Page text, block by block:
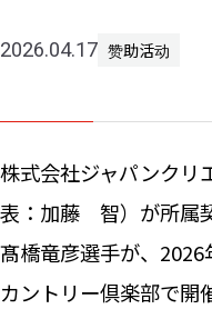
2026.04.17 赞助活动
株式会社ジャパンクリ
表：加藤 智）が所属
髙橋竜彦選手が、
カントリー倶楽部で開